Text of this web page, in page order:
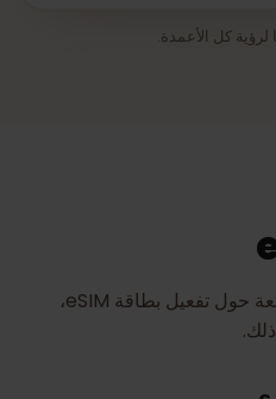
لرؤية كل الأعمدة.
اطلع على إجابات الأسئلة الشائعة حول تفعيل بطاقة eSIM،